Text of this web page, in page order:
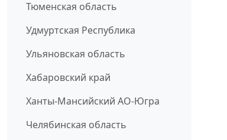
Тюменская область
Удмуртская Республика
Ульяновская область
Хабаровский край
Ханты-Мансийский АО-Югра
Челябинская область